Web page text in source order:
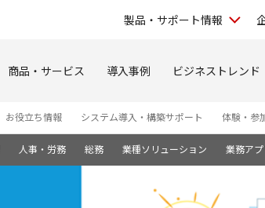
製品・サポート情報
商品・サービス 導入事例 ビジネストレンド
お役立ち情報 システム導入・構築サポート 体験・参
人事・労務 総務 業種ソリューション 業務ア